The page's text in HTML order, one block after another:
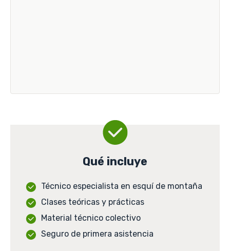
Qué incluye
Técnico especialista en esquí de montaña
Clases teóricas y prácticas
Material técnico colectivo
Seguro de primera asistencia